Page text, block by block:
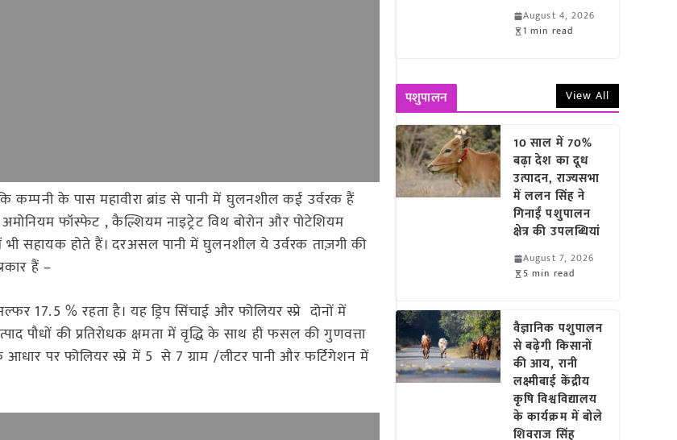
कम्पनी के पास महावीरा ब्रांड से पानी में घुलनशील कई उर्वरक हैं
फॉस्फेट , कैल्शियम नाइट्रेट विथ बोरोन और पोटेशियम
सहायक होते हैं। दरअसल पानी में घुलनशील ये उर्वरक ताज़गी की
हैं –
17.5 % रहता है। यह ड्रिप सिंचाई और फोलियर स्प्रे दोनों में
पौधों की प्रतिरोधक क्षमता में वृद्धि के साथ ही फसल की गुणवत्ता
पर फोलियर स्प्रे में 5 से 7 ग्राम /लीटर पानी और फर्टिगेशन में
August 4, 2026
1 min read
पशुपालन View All
10 साल में 70%
बढ़ा देश का दूध
उत्पादन, राज्यसभा
में ललन सिंह ने
गिनाईं पशुपालन
क्षेत्र की उपलब्धियां
August 7, 2026
5 min read
वैज्ञानिक पशुपालन
से बढ़ेगी किसानों
की आय, रानी
लक्ष्मीबाई केंद्रीय
कृषि विश्वविद्यालय
के कार्यक्रम में बोले
शिवराज सिंह